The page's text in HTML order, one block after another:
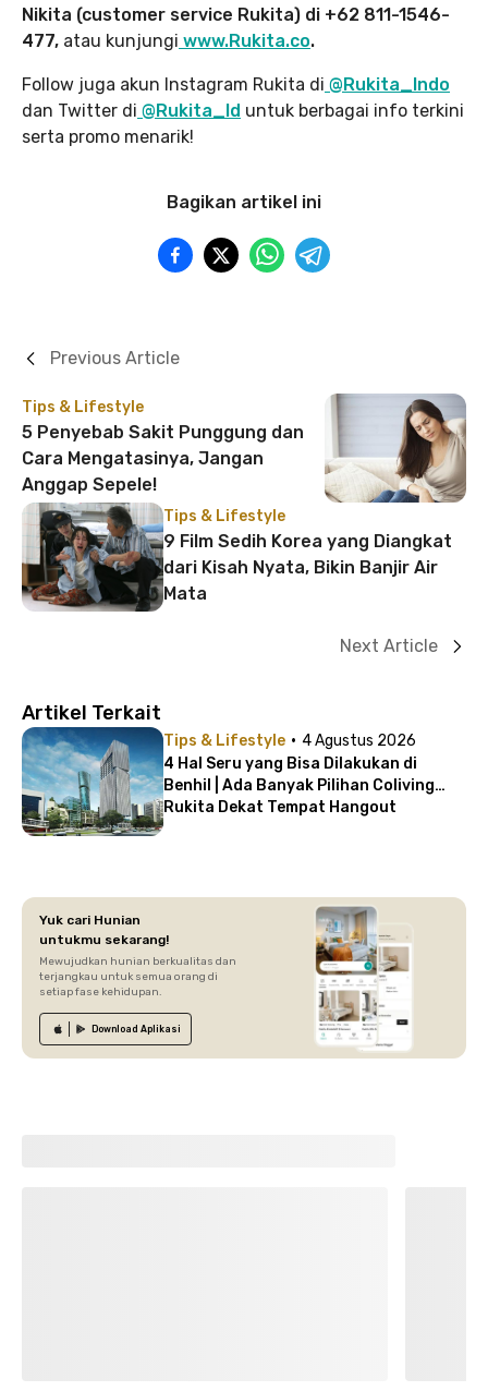
Nikita (customer service Rukita) di +62 811-1546-
477, atau kunjungi www.Rukita.co.
Follow juga akun Instagram Rukita di @Rukita_Indo
dan Twitter di @Rukita_Id untuk berbagai info terkini
serta promo menarik!
Bagikan artikel ini
Tips & Lifestyle
5 Penyebab Sakit Punggung dan
Cara Mengatasinya, Jangan
Anggap Sepele!
Previous Article
Tips & Lifestyle
9 Film Sedih Korea yang Diangkat
dari Kisah Nyata, Bikin Banjir Air
Mata
Next Article
Artikel Terkait
Tips & Lifestyle · 4 Agustus 2026
4 Hal Seru yang Bisa Dilakukan di
Benhil | Ada Banyak Pilihan Coliving
Rukita Dekat Tempat Hangout
Yuk cari Hunian
untukmu sekarang!
Mewujudkan hunian berkualitas dan
terjangkau untuk semua orang di
setiap fase kehidupan.
Download Aplikasi